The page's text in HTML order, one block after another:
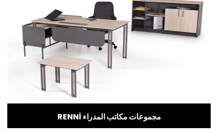
RENNİ مجموعات مكاتب المدراء